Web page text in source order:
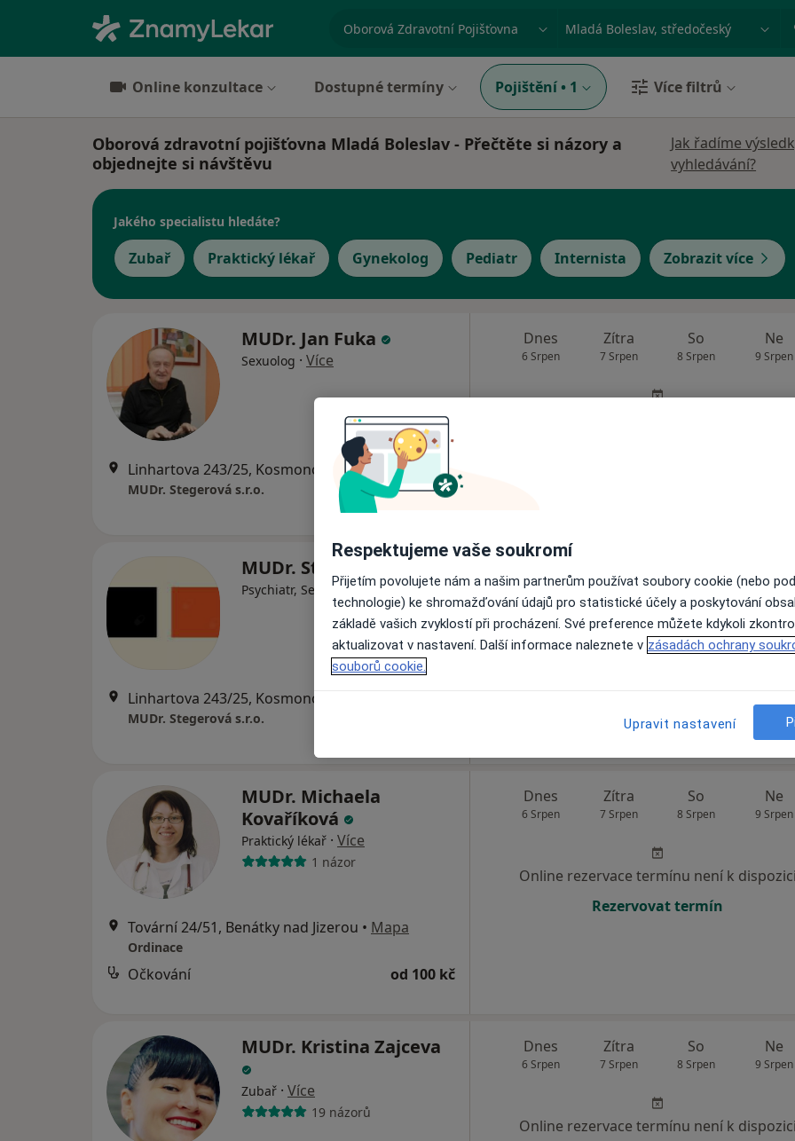
specializace, nemoc nebo příjmení Město nebo region
Online konzultace Dostupné termíny Pojištění • 1 Více filtrů
Oborová zdravotní pojišťovna Mladá Boleslav - Přečtěte si názory a
objednejte si návštěvu
Jak řadíme
vyhledávání?
Jakého specialistu hledáte?
Zubař Praktický lékař Gynekolog Pediatr Internista Zobrazit více
MUDr. Jan Fuka
Sexuolog · Více
Linhartova 243/25, Kosmonosy Mapa
MUDr. Stegerová s.r.o.
Dnes
6 Srpen
Zítra
7 Srpen
So
8 Srpen
Ne
9 Srpen
MUDr. Stegerová s.r.o.
Psychiatr, Sexuolog
Linhartova 243/25, Kosmonosy
MUDr. Stegerová s.r.o.
6 Srpen 7 Srpen 8 Srpen 9 Srpen
Online rezervace termínu není k
MUDr. Michaela
Kovaříková
Praktický lékař · Více
1 názor
Tovární 24/51, Benátky nad Jizerou • Mapa
Ordinace
Očkování od 100 kč
Dnes
6 Srpen
Zítra
7 Srpen
So
8 Srpen
Ne
9 Srpen
Online rezervace termínu není k dispozici
Rezervovat termín
MUDr. Kristina Zajceva
Zubař · Více
19 názorů
Dnes
6 Srpen
Zítra
7 Srpen
So
8 Srpen
Ne
9 Srpen
Online rezervace termínu není k dispozici
Respektujeme vaše soukromí
Přijetím povolujete nám a našim partnerům používat soubory cookie (nebo
technologie) ke shromažďování údajů pro statistické účely a poskytování
základě vašich zvyklostí při procházení. Své preference můžete kdykoli
aktualizovat v nastavení. Další informace naleznete v zásadách ochrany
souborů cookie.
Upravit nastavení